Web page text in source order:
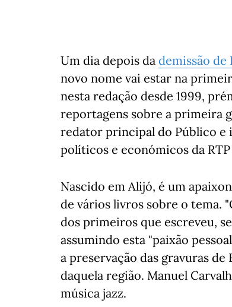
Um dia depois da demissão de
novo nome vai estar na
nesta redação desde 1999,
reportagens sobre a primeira
redator principal do Público e
políticos e económicos da
Nascido em Alijó, é um
de vários livros sobre o tema.
dos primeiros que escreveu,
assumindo esta "paixão
a preservação das gravuras
daquela região. Manuel
música jazz.